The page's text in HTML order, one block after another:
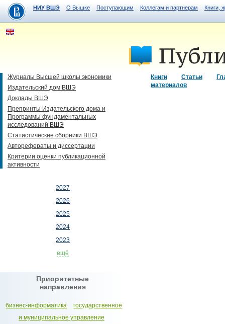
НИУ ВШЭ О Вышке Поступающим Коллегам и партнерам Книги,
Книги Статьи
материалов
Журналы Высшей школы экономики
Издательский дом ВШЭ
Доклады ВШЭ
Препринты Издательского дома и
Программы фундаментальных
исследований ВШЭ
Статистические сборники ВШЭ
Авторефераты и диссертации
Критерии оценки публикационной
активности
2027
2026
2025
2024
2023
ещё
Приоритетные
направления
бизнес-информатика
государственное
и муниципальное управление